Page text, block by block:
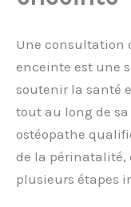
Une consultation
enceinte est une
soutenir la santé
tout au long de sa
ostéopathe
de la périnatalité,
plusieurs étapes